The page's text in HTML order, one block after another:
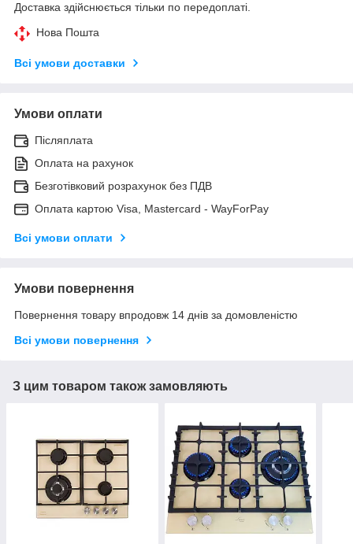
Доставка здійснюється тільки по передоплаті.
Нова Пошта
Всі умови доставки
Умови оплати
Післяплата
Оплата на рахунок
Безготівковий розрахунок без ПДВ
Оплата картою Visa, Mastercard - WayForPay
Всі умови оплати
Умови повернення
Повернення товару впродовж 14 днів за домовленістю
Всі умови повернення
З цим товаром також замовляють